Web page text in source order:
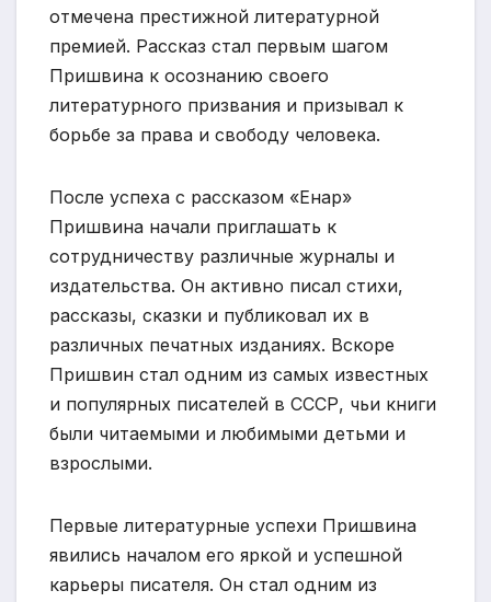
отмечена престижной литературной
премией. Рассказ стал первым шагом
Пришвина к осознанию своего
литературного призвания и призывал к
борьбе за права и свободу человека.
После успеха с рассказом «Енар»
Пришвина начали приглашать к
сотрудничеству различные журналы и
издательства. Он активно писал стихи,
рассказы, сказки и публиковал их в
различных печатных изданиях. Вскоре
Пришвин стал одним из самых известных
и популярных писателей в СССР, чьи книги
были читаемыми и любимыми детьми и
взрослыми.
Первые литературные успехи Пришвина
явились началом его яркой и успешной
карьеры писателя. Он стал одним из